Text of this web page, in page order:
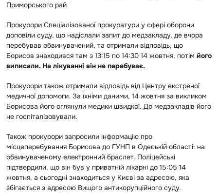
Приморського рай
Прокурори Спеціалізованої прокуратури у сфері оборони
доповіли суду, що надіслали запит до медзакладу, де вчора
перебував обвинувачений, та отримали відповідь, що
Борисов знаходився там з 13:15 по 14:30 14 жовтня, потім його
виписали. На лікуванні він не перебуває.
Прокурори також отримали відповідь від Центру екстреної
медичної допомоги. За їхніми даними, 14 жовтня за викликом
Борисова його оглянули медики швидкої. До медзакладів його
не госпіталізовували.
Також прокурори запросили інформацію про
місцеперебування Борисова до ГУНП в Одеській області: на
обвинуваченому електронний браслет. Поліцейські
підтвердили, що він був у приватній лікарні до 15:05 14
жовтня, а сьогодні знаходиться у Києві за адресою, яка
збігається з адресою Вищого антикорупційного суду.